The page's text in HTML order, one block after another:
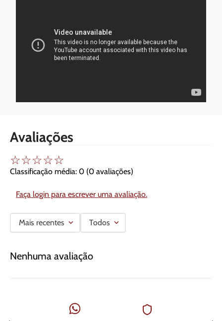
Avaliações
☆☆☆☆☆
Classificação média: 0 (0 avaliações)
Faça login para escrever uma avaliação.
Mais recentes Todos
Nenhuma avaliação